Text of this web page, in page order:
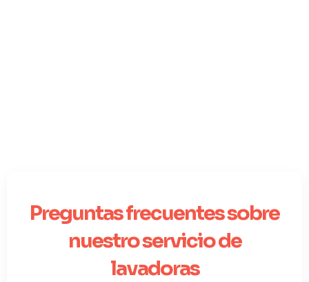
Preguntas frecuentes sobre
nuestro servicio de
lavadoras